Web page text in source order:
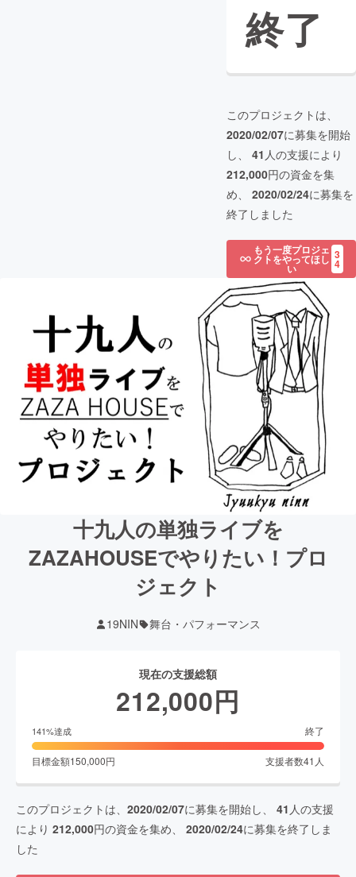
終了
このプロジェクトは、
2020/02/07に募集を開始
し、 41 人の支援により
212,000円の資金を集
め、 2020/02/24に募集を
終了しました
もう一度プロジェ
クトをやってほし
い
3
4
十九人の単独ライブを
ZAZAHOUSEでやりたい！プロ
ジェクト
19NIN 舞台・パフォーマンス
現在の支援総額
212,000円
141%達成 終了
目標金額150,000円 支援者数41 人
このプロジェクトは、 2020/02/07に募集を開始し、 41 人の支援
により 212,000円の資金を集め、 2020/02/24に募集を終了しま
した